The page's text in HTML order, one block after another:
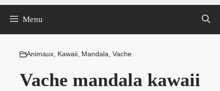
Menu
Animaux, Kawaii, Mandala, Vache
Vache mandala kawaii